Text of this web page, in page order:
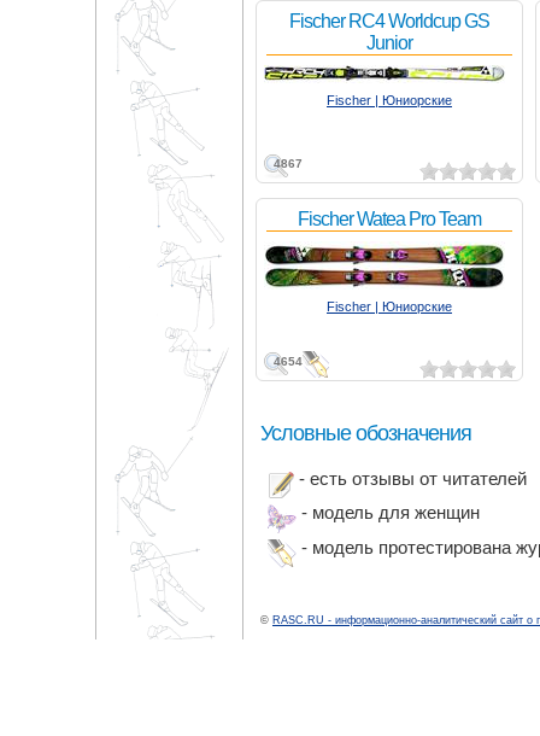
4867
Fischer RC4 Worldcup GS
Junior
Fischer | Юниорские
4654
Fischer Watea Pro Team
Fischer | Юниорские
Условные обозначения
- есть отзывы от читателей
- модель для женщин
- модель протестирована
© RASC.RU - информационно-аналитический сайт о